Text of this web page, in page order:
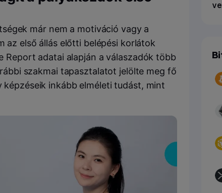
már nem a motiváció vagy a
az első állás előtti belépési korlátok
Report adatai alapján a válaszadók több
szakmai tapasztalatot jelölte meg fő
inkább elméleti tudást, mint